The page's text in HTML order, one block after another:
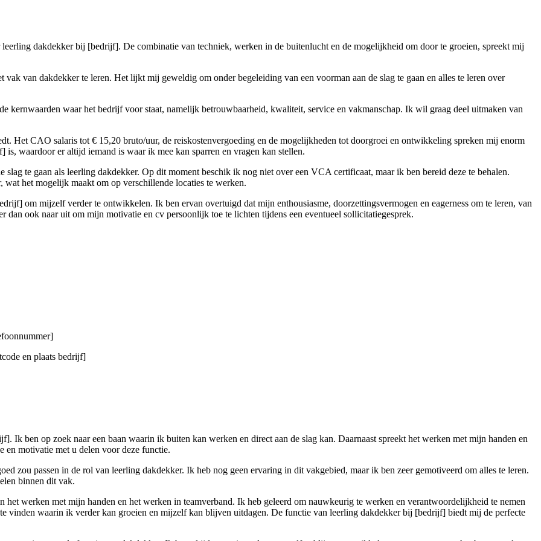
dakdekker bij [bedrijf]. De combinatie van techniek, werken in de buitenlucht en de mogelijkheid om door te groeien, spreekt mij
van dakdekker te leren. Het lijkt mij geweldig om onder begeleiding van een voorman aan de slag te gaan en alles te leren over
kernwaarden waar het bedrijf voor staat, namelijk betrouwbaarheid, kwaliteit, service en vakmanschap. Ik wil graag deel uitmaken van
Het CAO salaris tot € 15,20 bruto/uur, de reiskostenvergoeding en de mogelijkheden tot doorgroei en ontwikkeling spreken mij enorm
waardoor er altijd iemand is waar ik mee kan sparren en vragen kan stellen.
slag te gaan als leerling dakdekker. Op dit moment beschik ik nog niet over een VCA certificaat, maar ik ben bereid deze te behalen.
het mogelijk maakt om op verschillende locaties te werken.
om mijzelf verder te ontwikkelen. Ik ben ervan overtuigd dat mijn enthousiasme, doorzettingsvermogen en eagerness om te leren, van
ook naar uit om mijn motivatie en cv persoonlijk toe te lichten tijdens een eventueel sollicitatiegesprek.
en plaats bedrijf]
Ik ben op zoek naar een baan waarin ik buiten kan werken en direct aan de slag kan. Daarnaast spreekt het werken met mijn handen en
en motivatie met u delen voor deze functie.
zou passen in de rol van leerling dakdekker. Ik heb nog geen ervaring in dit vakgebied, maar ik ben zeer gemotiveerd om alles te leren.
binnen dit vak.
werken met mijn handen en het werken in teamverband. Ik heb geleerd om nauwkeurig te werken en verantwoordelijkheid te nemen
vinden waarin ik verder kan groeien en mijzelf kan blijven uitdagen. De functie van leerling dakdekker bij [bedrijf] biedt mij de perfecte